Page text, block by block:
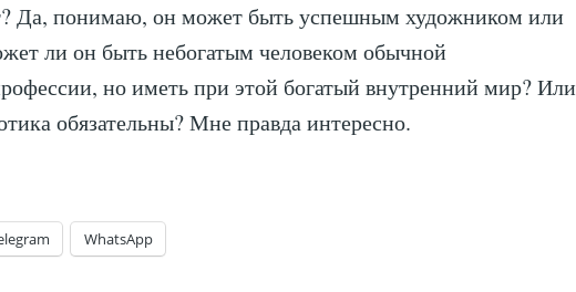
Да, понимаю, он может быть успешным художником или
ли он быть небогатым человеком обычной
но иметь при этой богатый внутренний мир? Или
обязательны? Мне правда интересно.
WhatsApp